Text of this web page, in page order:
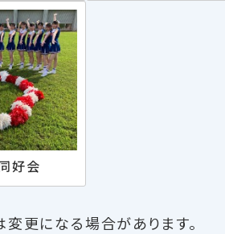
好会
更になる場合があります。